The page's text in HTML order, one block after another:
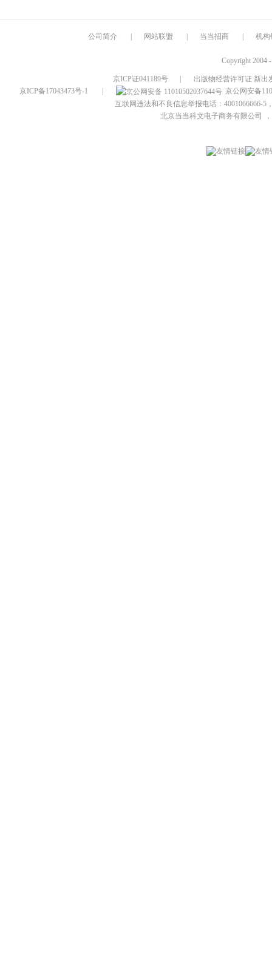
公司简介 网站联盟 当当招商 机构
Copyright 2004
京ICP证041189号
出版物经营许可证 新出
京ICP备17043473号-1
京公网安备
互联网违法和不良信息举报电话：4001066666-5
北京当当科文电子商务有限公司